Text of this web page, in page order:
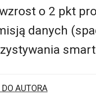
o 2 pkt
danych
AUTORA